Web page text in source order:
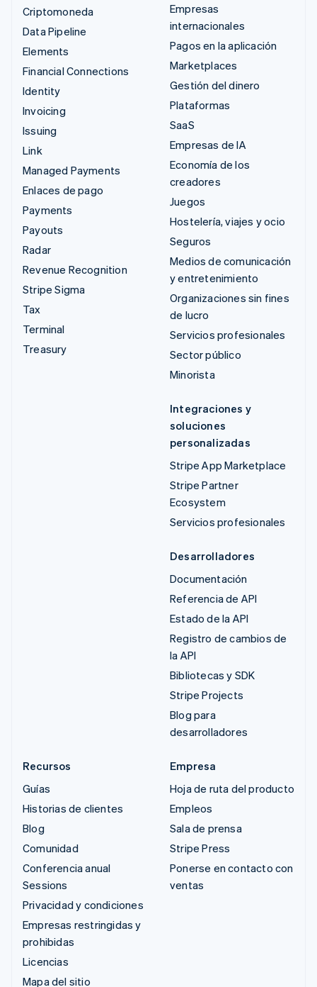
Criptomoneda
Data Pipeline
Elements
Financial Connections
Identity
Invoicing
Issuing
Link
Managed Payments
Enlaces de pago
Payments
Payouts
Radar
Revenue Recognition
Stripe Sigma
Tax
Terminal
Treasury
Empresas
internacionales
Pagos en la aplicación
Marketplaces
Gestión del dinero
Plataformas
SaaS
Empresas de IA
Economía de los
creadores
Juegos
Hostelería, viajes y ocio
Seguros
Medios de comunicación
y entretenimiento
Organizaciones sin fines
de lucro
Servicios profesionales
Sector público
Minorista
Integraciones y
soluciones
personalizadas
Stripe App Marketplace
Stripe Partner
Ecosystem
Servicios profesionales
Desarrolladores
Documentación
Referencia de API
Estado de la API
Registro de cambios de
la API
Bibliotecas y SDK
Stripe Projects
Blog para
desarrolladores
Recursos
Guías
Historias de clientes
Blog
Comunidad
Conferencia anual
Sessions
Privacidad y condiciones
Empresas restringidas y
prohibidas
Licencias
Mapa del sitio
Empresa
Hoja de ruta del producto
Empleos
Sala de prensa
Stripe Press
Ponerse en contacto con
ventas